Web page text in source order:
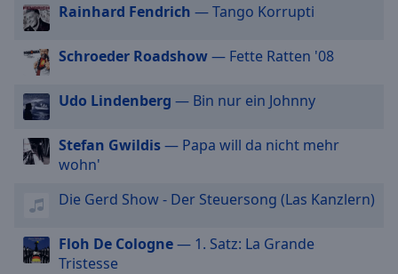
dialog
window.
Escape
cancel
close
Color
Rainhard Fendrich — Tango Korrupti
Schroeder Roadshow— Fette Ratten '08
Udo Lindenberg — Bin nur ein Johnny
Stefan Gwildis— Papa will da nicht mehr
wohn'
Die Gerd Show - Der Steuersong (Las Kanzlern)
Floh De Cologne— 1. Satz: La Grande
Tristesse